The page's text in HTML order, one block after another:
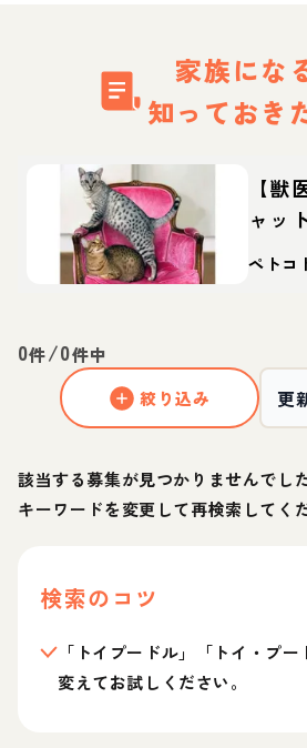
家族にな
知っておき
【
ャッ
性格
徴・
ペトコ
0件/0件中
絞り込み
該当する募集が見つかりませんでした
キーワードを変更して再検索してくだ
検索のコツ
「トイプードル」「トイ・プ
変えてお試しください。